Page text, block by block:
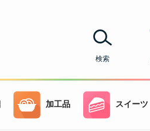
検索
加工品 スイーツ